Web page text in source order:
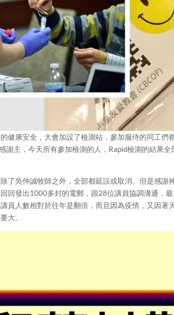
健康安全，大會加設了檢測站，參加服侍的同工們
謝主，今天所有參加檢測的人，Rapid檢測的結果全
了吳仲誠牧師之外，全部都延誤或取消。但是感謝
回發出1000多封的電郵，跟28位講員協調溝通，
員人數相對於往年是翻倍，而且因為疫情，又因著
大。